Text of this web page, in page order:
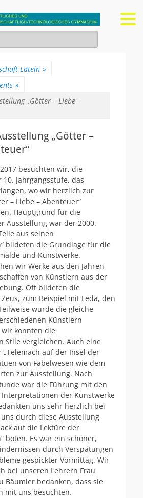
Gymnasium Stein
und naturwissenschaftlich-
technologisches Gymnasium
Latein »
»
„Götter – Liebe –
„Götter –
besuchten wir, die
Jahrgangsstufe, das
wo wir herzlich zur
– Liebe – Abenteuer“
Hauptgrund für die
Ausstellung war der 2000.
aus seinen
bildeten die Grundlage für die
und Kunstwerke.
wir Werke aus den Jahren
von Künstlern aus der
Oft bildeten die
zum Beispiel mit Leda, den
wurde die gleiche
Künstlern
konnten die
Stile vergleichen. Auch eine
auf der Insel der
von Fabelwesen wie dem
zur Ausstellung. Nach
war die Führung mit den
der Kunstwerke
uns sehr herzlich bei
durch diese Ausstellung
auf die Lektüre der
boten. Es war ein schöner,
durch Verspätungen
gespickter Vormittag. Wir
bei unseren Lehrern Frau
Bäumler bedanken, dass sie
mit uns besuchten.